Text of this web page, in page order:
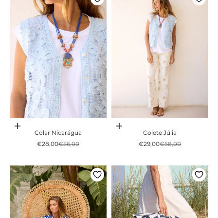
Adicionar ao carrinho
Colar Nicarágua
Preço promocional
€28,00Preço normal
€56,00
Adicionar ao carrinho
Colete Júlia
Preço promocional
€29,00Preço normal
€58,00